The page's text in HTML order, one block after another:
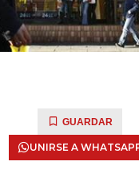
GUARDAR
UNIRSE A